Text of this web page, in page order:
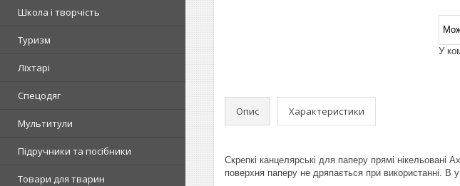
Школа і творчість
Туризм
Ліхтарі
Спецодяг
Мультитули
Підручники та посібники
Товари для тварин
У
Опис Характеристики
Cкрепкі канцелярські для паперу прямі
поверхня паперу не дряпається при використанні. В